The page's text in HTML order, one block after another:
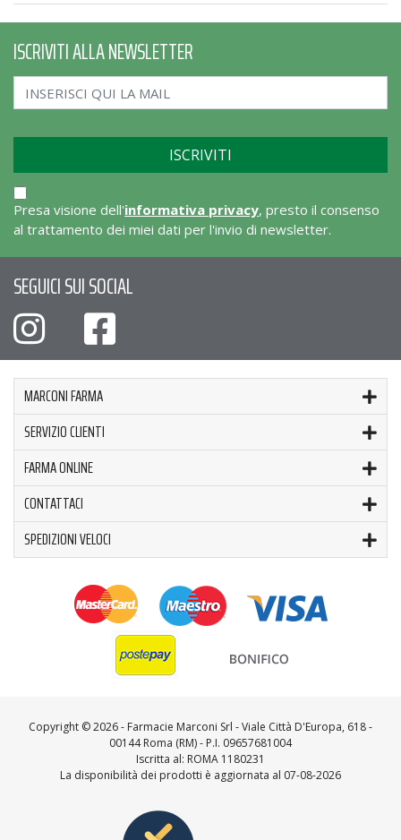
ISCRIVITI ALLA NEWSLETTER
Presa visione dell'informativa privacy, presto il consenso
al trattamento dei miei dati per l'invio di newsletter.
SEGUICI SUI SOCIAL
MARCONI FARMA
SERVIZIO CLIENTI
FARMA ONLINE
CONTATTACI
SPEDIZIONI VELOCI
Copyright ©2026 - Farmacie Marconi Srl - Viale Città D'Europa, 618 -
00144 Roma (RM) - P.I. 09657681004
Iscritta al: ROMA 1180231
La disponibilità dei prodotti è aggiornata al 07-08-2026